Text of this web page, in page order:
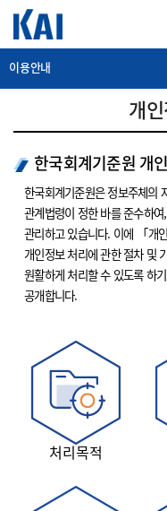
이용안내
개
한국회계기준원 개
한국회계기준원은 정보주체의
관계법령이 정한 바를 준수하
관리하고 있습니다. 이에 「개
개인정보 처리에 관한 절차 및
원활하게 처리할 수 있도록 하
공개합니다.
처리목적